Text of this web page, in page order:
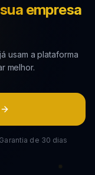
sua empresa
usam a plataforma
melhor.
de 30 dias